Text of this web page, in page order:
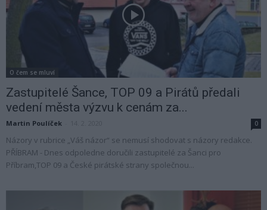
O čem se mluví
Zastupitelé Šance, TOP 09 a Pirátů předali
vedení města výzvu k cenám za...
Martin Poulíček 0
Názory v rubrice „Váš názor“ se nemusí shodovat s názory redakce.
PŘÍBRAM - Dnes odpoledne doručili zastupitelé za Šanci pro
Příbram,TOP 09 a České pirátské strany společnou...